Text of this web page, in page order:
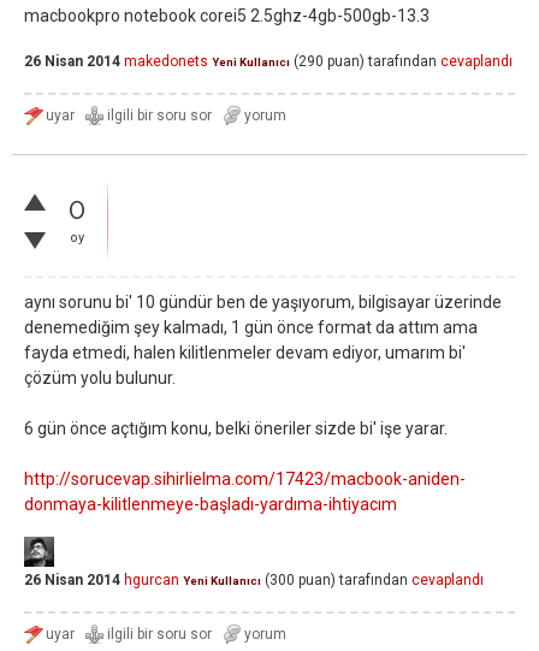
macbookpro notebook corei5 2.5ghz-4gb-500gb-13.3
26 Nisan 2014 makedonets Yeni Kullanıcı (290 puan) tarafından cevaplandı
0
oy
aynı sorunu bi' 10 gündür ben de yaşıyorum, bilgisayar üzerinde
denemediğim şey kalmadı, 1 gün önce format da attım ama
fayda etmedi, halen kilitlenmeler devam ediyor, umarım bi'
çözüm yolu bulunur.
6 gün önce açtığım konu, belki öneriler sizde bi' işe yarar.
http://sorucevap.sihirlielma.com/17423/macbook-aniden-
donmaya-kilitlenmeye-başladı-yardıma-ihtiyacım
26 Nisan 2014 hgurcan Yeni Kullanıcı (300 puan) tarafından cevaplandı